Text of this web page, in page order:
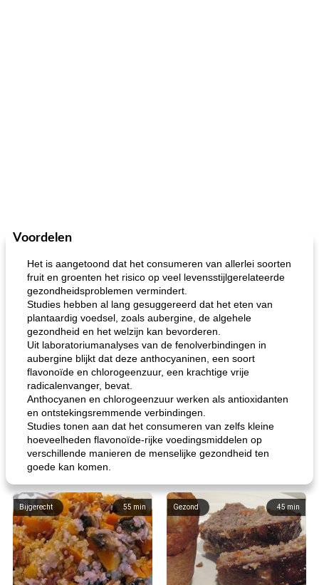
Voordelen
Het is aangetoond dat het consumeren van allerlei soorten
fruit en groenten het risico op veel levensstijlgerelateerde
gezondheidsproblemen vermindert.
Studies hebben al lang gesuggereerd dat het eten van
plantaardig voedsel, zoals aubergine, de algehele
gezondheid en het welzijn kan bevorderen.
Uit laboratoriumanalyses van de fenolverbindingen in
aubergine blijkt dat deze anthocyaninen, een soort
flavonoïde en chlorogeenzuur, een krachtige vrije
radicalenvanger, bevat.
Anthocyanen en chlorogeenzuur werken als antioxidanten
en ontstekingsremmende verbindingen.
Studies tonen aan dat het consumeren van zelfs kleine
hoeveelheden flavonoïde-rijke voedingsmiddelen op
verschillende manieren de menselijke gezondheid ten
goede kan komen.
55 min
Bijgerecht 45min
Gezond